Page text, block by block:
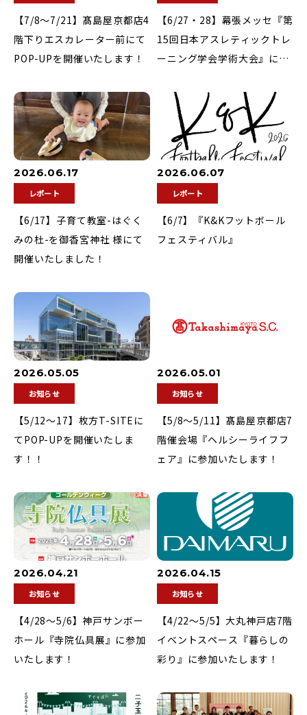
【7/8〜7/21】髙島屋京都店4
階下りエスカレーター前にて
POP-UPを開催いたします！
【6/27・28】幕張メッセ『第
15回日本アスレティックトレ
ーニング学会学術大会』に参
2026.06.17
レポート
【6/17】子育て教室-はぐく
みの杜-を御香宮神社 様にて
開催いたしました！
2026.06.07
レポート
【6/7】『K&Kフットボール
フェスティバル』
2026.05.05
お知らせ
【5/12〜17】枚方T-SITEに
てPOP-UPを開催いたしま
す！！
2026.05.01
お知らせ
【5/8〜5/11】髙島屋京都店7
階催会場『ヘルシーライフフ
ェア』に参加いたします！
2026.04.21
お知らせ
【4/28〜5/6】神戸サンボー
ホール『寺院仏具展』に参加
いたします！
2026.04.15
お知らせ
【4/22〜5/5】大丸神戸店7階
イベントスペース『暮らしの
彩り』に参加いたします！